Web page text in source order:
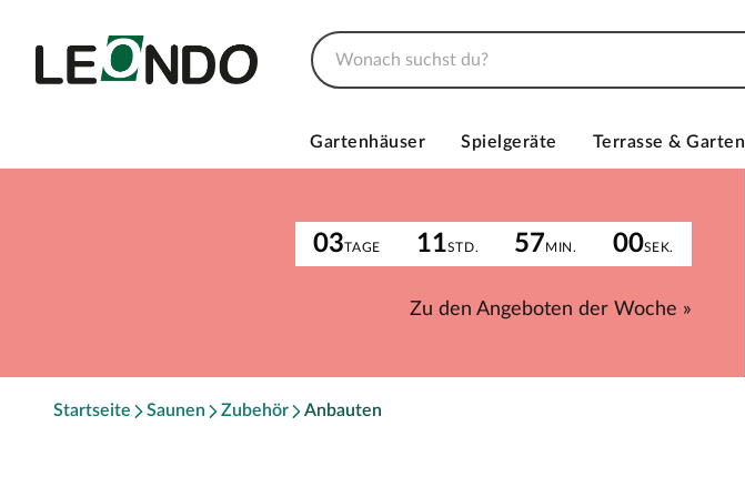
Gartenhäuser Spielgeräte Terrasse & Garten
03TAGE 11STD. 57MIN. 00SEK.
Zu den Angeboten der Woche »
Startseite Saunen Zubehör Anbauten